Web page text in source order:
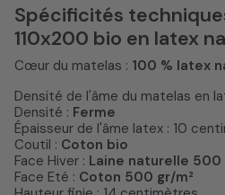
Spécificités
110x200 bio en latex
Cœur du matelas : 100 % latex
Densité de l'âme du matelas en
Densité : Ferme
Épaisseur de l'âme latex : 10
Coutil : Coton bio
Face Hiver : Laine naturelle 500
Face Eté : Coton 500 gr/m²